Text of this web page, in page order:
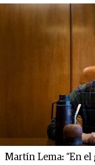
Martín Lema: “En el